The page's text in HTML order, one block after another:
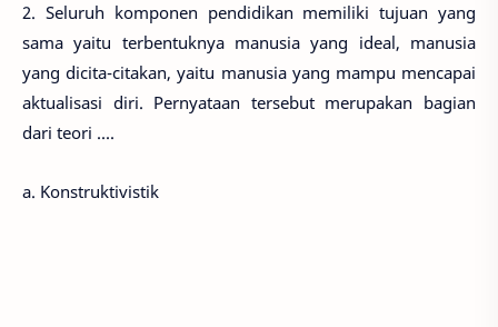
2. Seluruh komponen pendidikan memiliki tujuan yang
sama yaitu terbentuknya manusia yang ideal, manusia
yang dicita-citakan, yaitu manusia yang mampu mencapai
aktualisasi diri. Pernyataan tersebut merupakan bagian
dari teori ....
a. Konstruktivistik